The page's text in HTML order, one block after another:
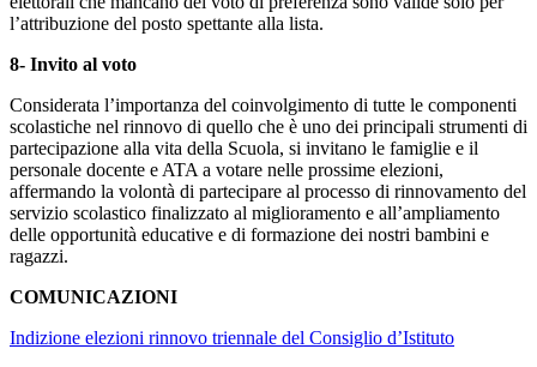
l’attribuzione del posto spettante alla lista.
8- Invito al voto
Considerata l’importanza del coinvolgimento di tutte le componenti
scolastiche nel rinnovo di quello che è uno dei principali strumenti di
partecipazione alla vita della Scuola, si invitano le famiglie e il
personale docente e ATA a votare nelle prossime elezioni,
affermando la volontà di partecipare al processo di rinnovamento del
servizio scolastico finalizzato al miglioramento e all’ampliamento
delle opportunità educative e di formazione dei nostri bambini e
ragazzi.
COMUNICAZIONI
Indizione elezioni rinnovo triennale del Consiglio d’Istituto